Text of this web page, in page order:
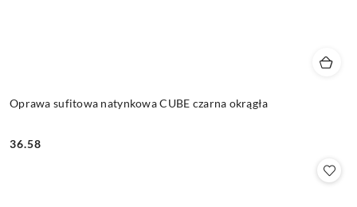
Oprawa sufitowa natynkowa CUBE czarna okrągła
Cena:
36.58